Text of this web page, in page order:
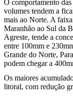
O comportamento
volumes tendem a
mais ao Norte. A
Maranhão ao Sul da
Agreste, tende a
entre 100mm e
Grande do Norte,
podem chegar a
Os maiores
litoral, com redução